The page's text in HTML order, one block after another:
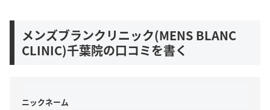
メンズブランクリニック(MENS BLANC
CLINIC)千葉院の口コミを書く
ニックネーム